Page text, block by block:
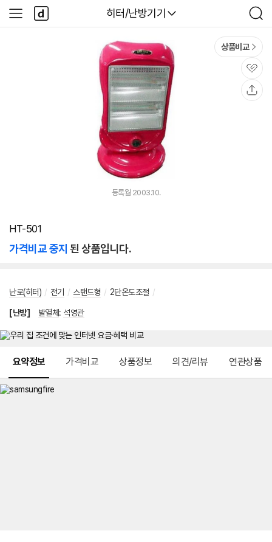
다나와
히터/난방기기
검
색
사
이
다
나
와
상품비교
관
심
등록월 2003.10.
HT-501
가격비교 중지 된 상품입니다.
난로(히터) / 전기 / 스탠드형 / 2단온도조절 /
[난방] 발열체: 석영관
요약정보 가격비교 상품정보 의견/리뷰 연관상품